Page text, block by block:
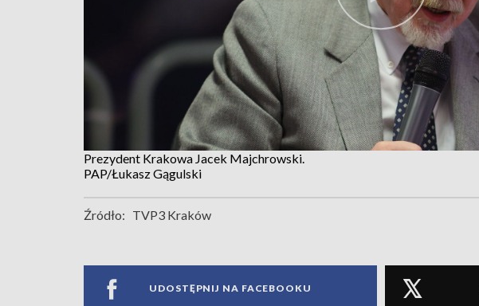
Prezydent Krakowa Jacek Majchrowski.
PAP/Łukasz Gągulski
Źródło: TVP3 Kraków
UDOSTĘPNIJ NA FACEBOOKU